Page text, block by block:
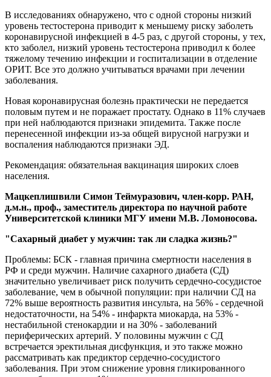
В исследованиях обнаружено, что с одной стороны низкий
уровень тестостерона приводит к меньшему риску заболеть
коронавирусной инфекцией в 4-5 раз, с другой стороны, у тех,
кто заболел, низкий уровень тестостерона приводил к более
тяжелому течению инфекции и госпитализации в отделение
ОРИТ. Все это должно учитываться врачами при лечении
заболевания.
Новая коронавирусная болезнь практически не передается
половым путем и не поражает простату. Однако в 11% случаев
при ней наблюдаются признаки эпидемита. Также после
перенесенной инфекции из-за общей вирусной нагрузки и
воспаления наблюдаются признаки ЭД.
Рекомендация: обязательная вакцинация широких слоев
населения.
Мацкеплишвили Симон Теймуразович, член-корр. РАН,
д.м.н., проф., заместитель директора по научной работе
Университетской клиники МГУ имени М.В. Ломоносова.
"Сахарный диабет у мужчин: так ли сладка жизнь?"
Проблемы: БСК - главная причина смертности населения в
РФ и среди мужчин. Наличие сахарного диабета (СД)
значительно увеличивает риск получить сердечно-сосудистое
заболевание, чем в обычной популяции: при наличии СД на
72% выше вероятность развития инсульта, на 56% - сердечной
недостаточности, на 54% - инфаркта миокарда, на 53% -
нестабильной стенокардии и на 30% - заболеваний
периферических артерий. У половины мужчин с СД
встречается эректильная дисфункция, и это также можно
рассматривать как предиктор сердечно-сосудистого
заболевания. При этом снижение уровня гликированного